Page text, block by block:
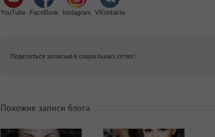
YouTube FaceBook Instagram VKontakte
Поделиться записью в социальных сетях!
Похожие записи блога